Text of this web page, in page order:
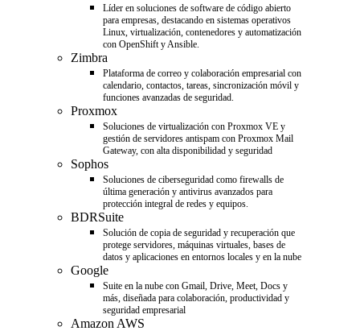
Líder en soluciones de software de código abierto
para empresas, destacando en sistemas operativos
Linux, virtualización, contenedores y automatización
con OpenShift y Ansible.
Zimbra
Plataforma de correo y colaboración empresarial con
calendario, contactos, tareas, sincronización móvil y
funciones avanzadas de seguridad.
Proxmox
Soluciones de virtualización con Proxmox VE y
gestión de servidores antispam con Proxmox Mail
Gateway, con alta disponibilidad y seguridad
Sophos
Soluciones de ciberseguridad como firewalls de
última generación y antivirus avanzados para
protección integral de redes y equipos.
BDRSuite
Solución de copia de seguridad y recuperación que
protege servidores, máquinas virtuales, bases de
datos y aplicaciones en entornos locales y en la nube
Google
Suite en la nube con Gmail, Drive, Meet, Docs y
más, diseñada para colaboración, productividad y
seguridad empresarial
Amazon AWS